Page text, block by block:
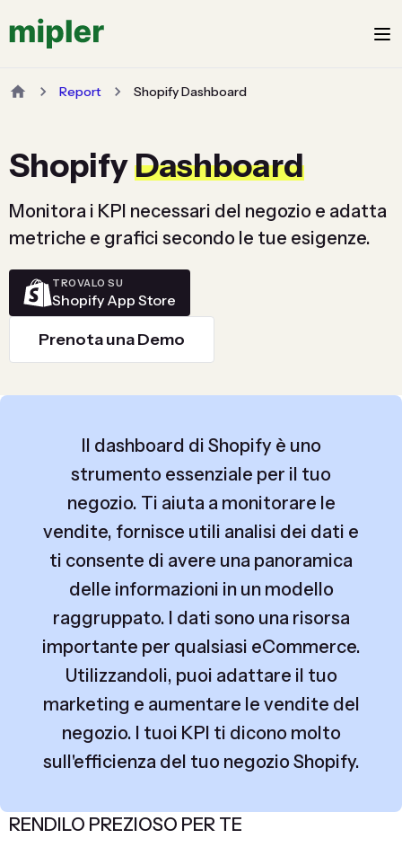
Report Shopify Dashboard
ShopifyDashboard
Monitora i KPI necessari del negozio e adatta
metriche e grafici secondo le tue esigenze.
TROVALO SU
Shopify App Store
Prenota una Demo
Il dashboard di Shopify è uno
strumento essenziale per il tuo
negozio. Ti aiuta a monitorare le
vendite, fornisce utili analisi dei dati e
ti consente di avere una panoramica
delle informazioni in un modello
raggruppato. I dati sono una risorsa
importante per qualsiasi eCommerce.
Utilizzandoli, puoi adattare il tuo
marketing e aumentare le vendite del
negozio. I tuoi KPI ti dicono molto
sull'efficienza del tuo negozio Shopify.
RENDILO PREZIOSO PER TE